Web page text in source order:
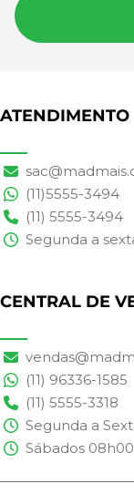
ATENDIMENTO
(11)5555-3494
(11) 5555-3494
Segunda a
CENTRAL DE
(11) 96336-1585
(11) 5555-3318
Segunda a
Sábados